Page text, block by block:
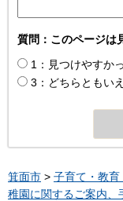
質問：このページは
1：見つけやすか
3：どちらともい
箕面市 > 子育て・教育
稚園に関するご案内、